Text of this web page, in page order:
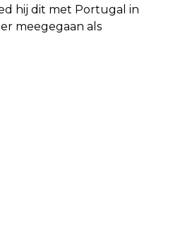
hij dit met Portugal in
meegegaan als